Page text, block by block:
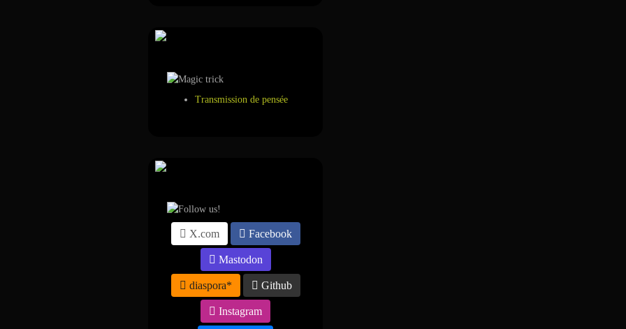
Transmission de pensée
X.com Facebook
Mastodon
diaspora* Github
Instagram